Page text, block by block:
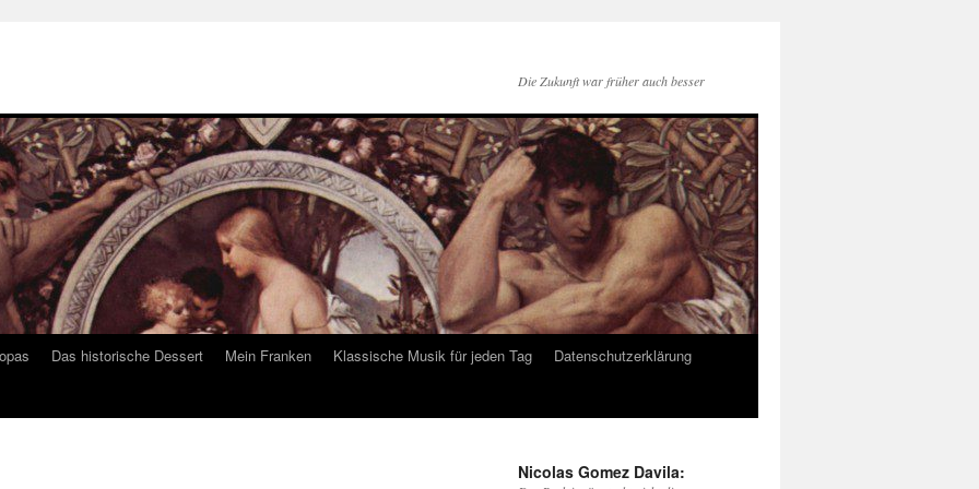
Die Zukunft war früher auch besser
Das historische Dessert Mein Franken Klassische Musik für jeden Tag
Datenschutzerklärung
Nicolas Gomez Davila: